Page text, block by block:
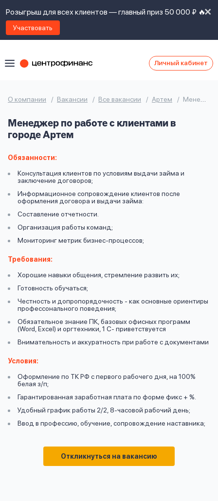
Розыгрыш для всех клиентов — главный приз 50 000 ₽ 🔥
Участвовать
Личный кабинет
О компании Вакансии Все вакансии Артем Менеджер по работе с клиентами
Менеджер по работе с клиентами в
городе Артем
Обязанности:
Консультация клиентов по условиям выдачи займа и
заключение договоров;
Информационное сопровождение клиентов после
оформления договора и выдачи займа:
Составление отчетности.
Организация работы команд;
Мониторинг метрик бизнес-процессов;
Требования:
Хорошие навыки общения, стремление развить их;
Готовность обучаться;
Честность и допропорядочность - как основные ориентиры
профессонального поведения;
Обязательное знание ПК, базовых офисных программ
(Word, Excel) и оргтехники, 1 С- приветствуется
Внимательность и аккуратность при работе с документами
Условия:
Оформление по ТК РФ с первого рабочего дня, на 100%
белая з/п;
Гарантированная заработная плата по форме фикс + %.
Удобный график работы 2/2, 8-часовой рабочий день;
Ввод в профессию, обучение, сопровождение наставника;
Откликнуться на вакансию
Оформить заявку
Войти под другим номером
контакты
Задать
вопрос
Ответы
на
Ок
Ок
Я
правилами
предоставления
политикой
даю
согласие
на
обработку
личных
данных